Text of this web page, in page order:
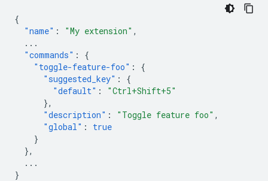
{
"name" : "My extension" ,
...
"commands" :
{
"toggle-feature-foo" :
{
"suggested_key" :
{
"default" :
"Ctrl+Shift+5"
},
"description" : "Toggle feature foo" ,
"global" :
true
}
},
...
}